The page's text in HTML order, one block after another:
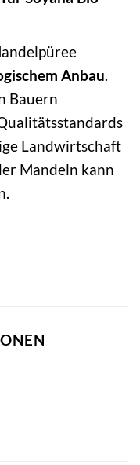
Anbau.
Bauern
Landwirtschaft
Mandeln kann